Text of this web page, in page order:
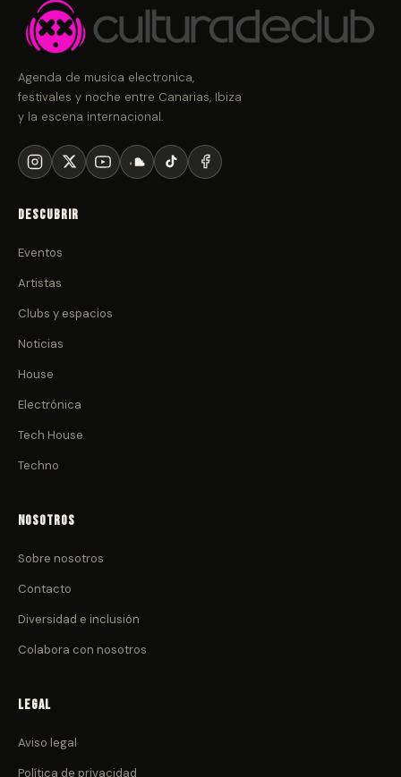
Agenda de musica electronica,
festivales y noche entre Canarias, Ibiza
y la escena internacional.
Descubrir
Eventos
Artistas
Clubs y espacios
Noticias
House
Electrónica
Tech House
Techno
Nosotros
Sobre nosotros
Contacto
Diversidad e inclusión
Colabora con nosotros
Legal
Aviso legal
Política de privacidad